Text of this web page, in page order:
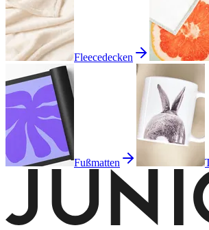
Fleecedecken
Fußmatten